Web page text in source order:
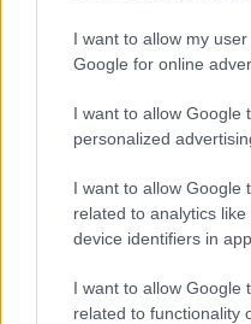
I want to allow my
Google for online
I want to allow Google
personalized
I want to allow Google
related to analytics
device identifiers in
I want to allow Google
related to functionality
hogy vizsgáznunk kell a
az is szinte egyértelmű,
ellenőrizik a profilunkat
telefonálnak a
munkahelyeinkre. Ezt a
kiszolgáltatott,
darab, és erre épít egy
vitákkal teli történetet. A
kell megoldaniuk
dráma, ezért nagyon be
ennek a